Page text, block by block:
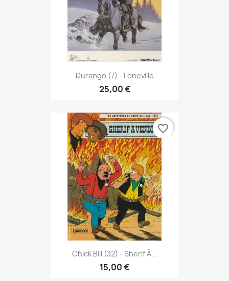
Durango (7) - Loneville
25,00 €
Chick Bill (32) - Sherif À...
15,00 €
favorite_border